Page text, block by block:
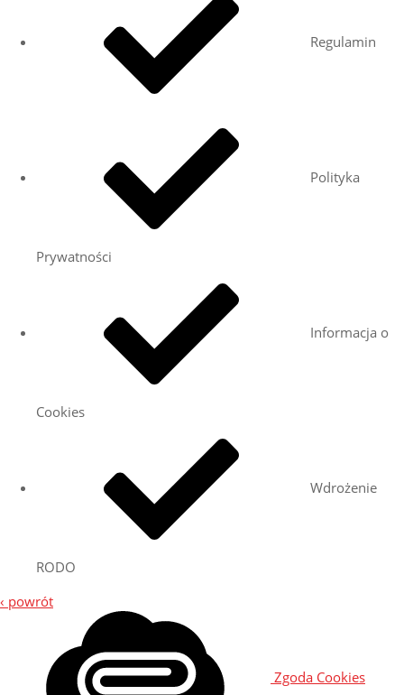
Regulamin
Polityka
Prywatności
Informacja o
Cookies
Wdrożenie
RODO
‹ powrót
Zgoda Cookies